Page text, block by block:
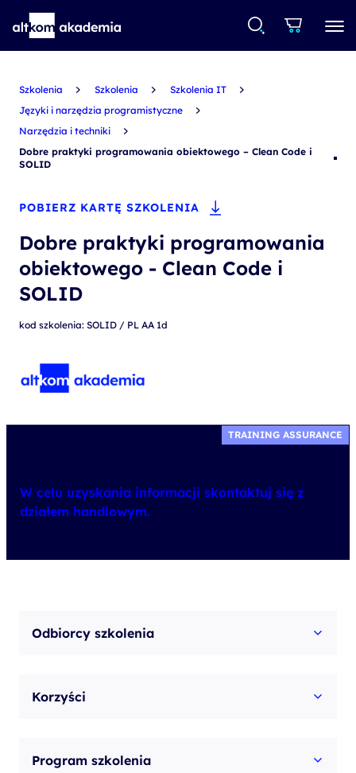
Szkolenia Szkolenia
Szkolenia IT
Języki i narzędzia programistyczne
Narzędzia i techniki
Dobre praktyki programowania obiektowego – Clean Code i
SOLID
POBIERZ KARTĘ SZKOLENIA
Dobre praktyki programowania
obiektowego - Clean Code i
SOLID
kod szkolenia: SOLID / PL AA 1d
TRAINING ASSURANCE
W celu uzyskania informacji skontaktuj się z
działem handlowym.
Odbiorcy szkolenia
Korzyści
Program szkolenia